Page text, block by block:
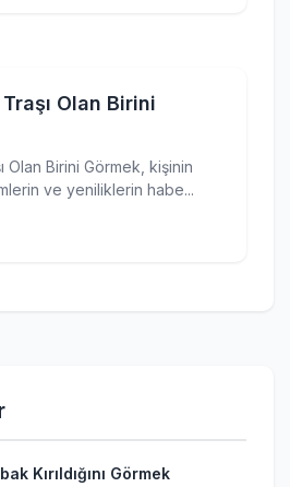
Olan Birini
Olan Birini Görmek, kişinin
ve yeniliklerin habe...
Kırıldığını Görmek